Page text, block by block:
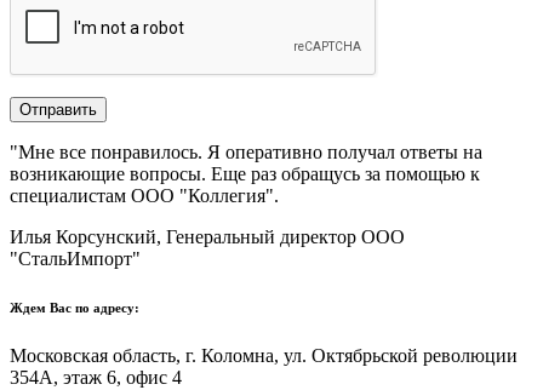
"Мне все понравилось.​ ​Я оперативно получал ответы на
возникающие вопросы. Еще раз обращусь за помощью к
специалистам ООО "Коллегия".​
Илья Корсунский, Генеральный директор ООО
"СтальИмпорт"
Ждем Вас по адресу:
Московская область, г. Коломна, ул. Октябрьской революции
354А, этаж 6, офис 4